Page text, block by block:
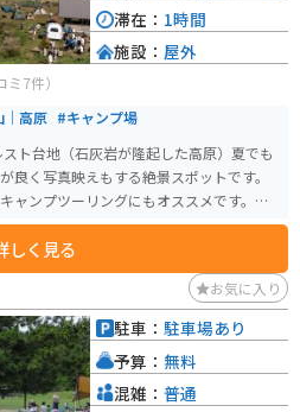
ミ7件）
｜高原 #キャンプ場
ト台地（石灰岩が隆起した高原）夏でも
良く写真映えもする絶景スポットです。
ャンプツーリングにもオススメです。ラ
う簡易宿泊施設も近場にあり。見晴らし
しく見る
滞在： 1時間
施設： 屋外
お気に入り
駐車： 駐車場あり
予算： 無料
混雑： 普通